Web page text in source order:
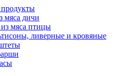
мяса дичи
мяса птицы
ливерные и кровяные